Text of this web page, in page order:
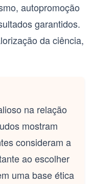
autopromoção
garantidos.
da ciência,
na relação
mostram
consideram a
ao escolher
uma base ética